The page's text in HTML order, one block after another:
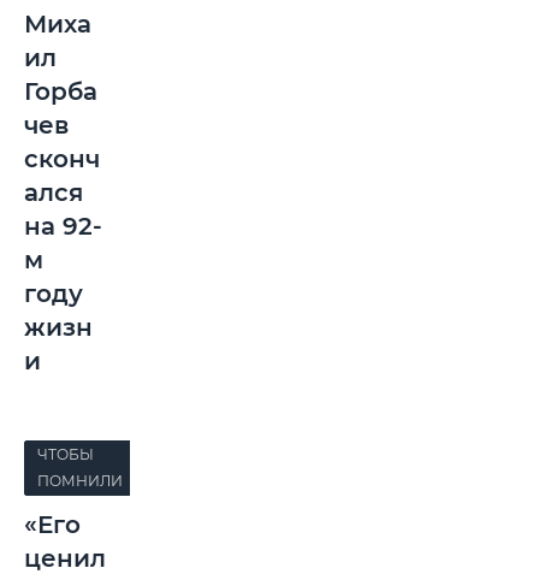
Миха
ил
Горба
чев
сконч
ался
на 92-
м
году
жизн
и
ЧТОБЫ
ПОМНИЛИ
«Его
ценил